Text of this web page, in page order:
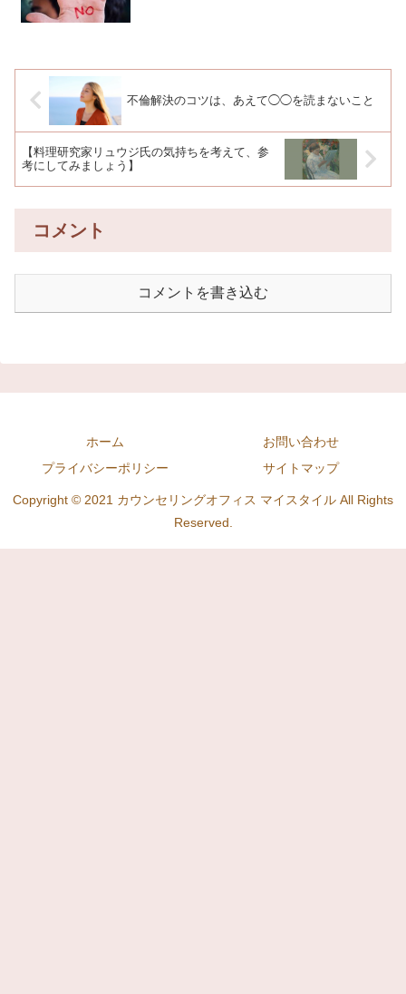
不倫解決のコツは、あえて◯◯を読まないこと
【料理研究家リュウジ氏の気持ちを考えて、参
考にしてみましょう】
コメント
コメントを書き込む
ホーム
お問い合わせ
プライバシーポリシー
サイトマップ
Copyright © 2021 カウンセリングオフィス マイスタイル All Rights
Reserved.